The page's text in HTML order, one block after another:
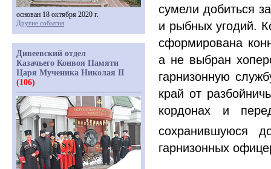
сумели добиться
и рыбных угодий.
сформирована
а не выбран
гарнизонную
край от
кордонах и
сохранившуюся
гарнизонных
основан 18 октября 2020 г.
Другие события
Дивеевский отдел
Казачьего Конвоя Памяти
Царя Мученика Николая II
(106)